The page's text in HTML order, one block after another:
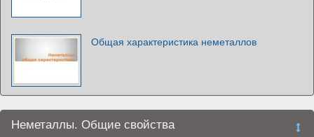
Общая характеристика неметаллов
Неметаллы. Общие свойства